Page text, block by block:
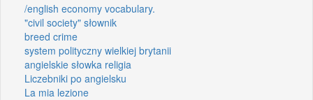
/english economy vocabulary.
"civil society" słownik
breed crime
system polityczny wielkiej brytanii
angielskie słowka religia
Liczebniki po angielsku
La mia lezione